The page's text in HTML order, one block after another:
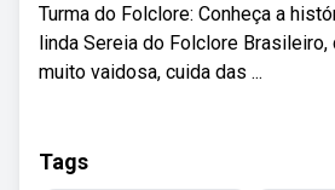
Turma do Folclore: Conheça a
linda Sereia do Folclore
muito vaidosa, cuida das ...
Tags